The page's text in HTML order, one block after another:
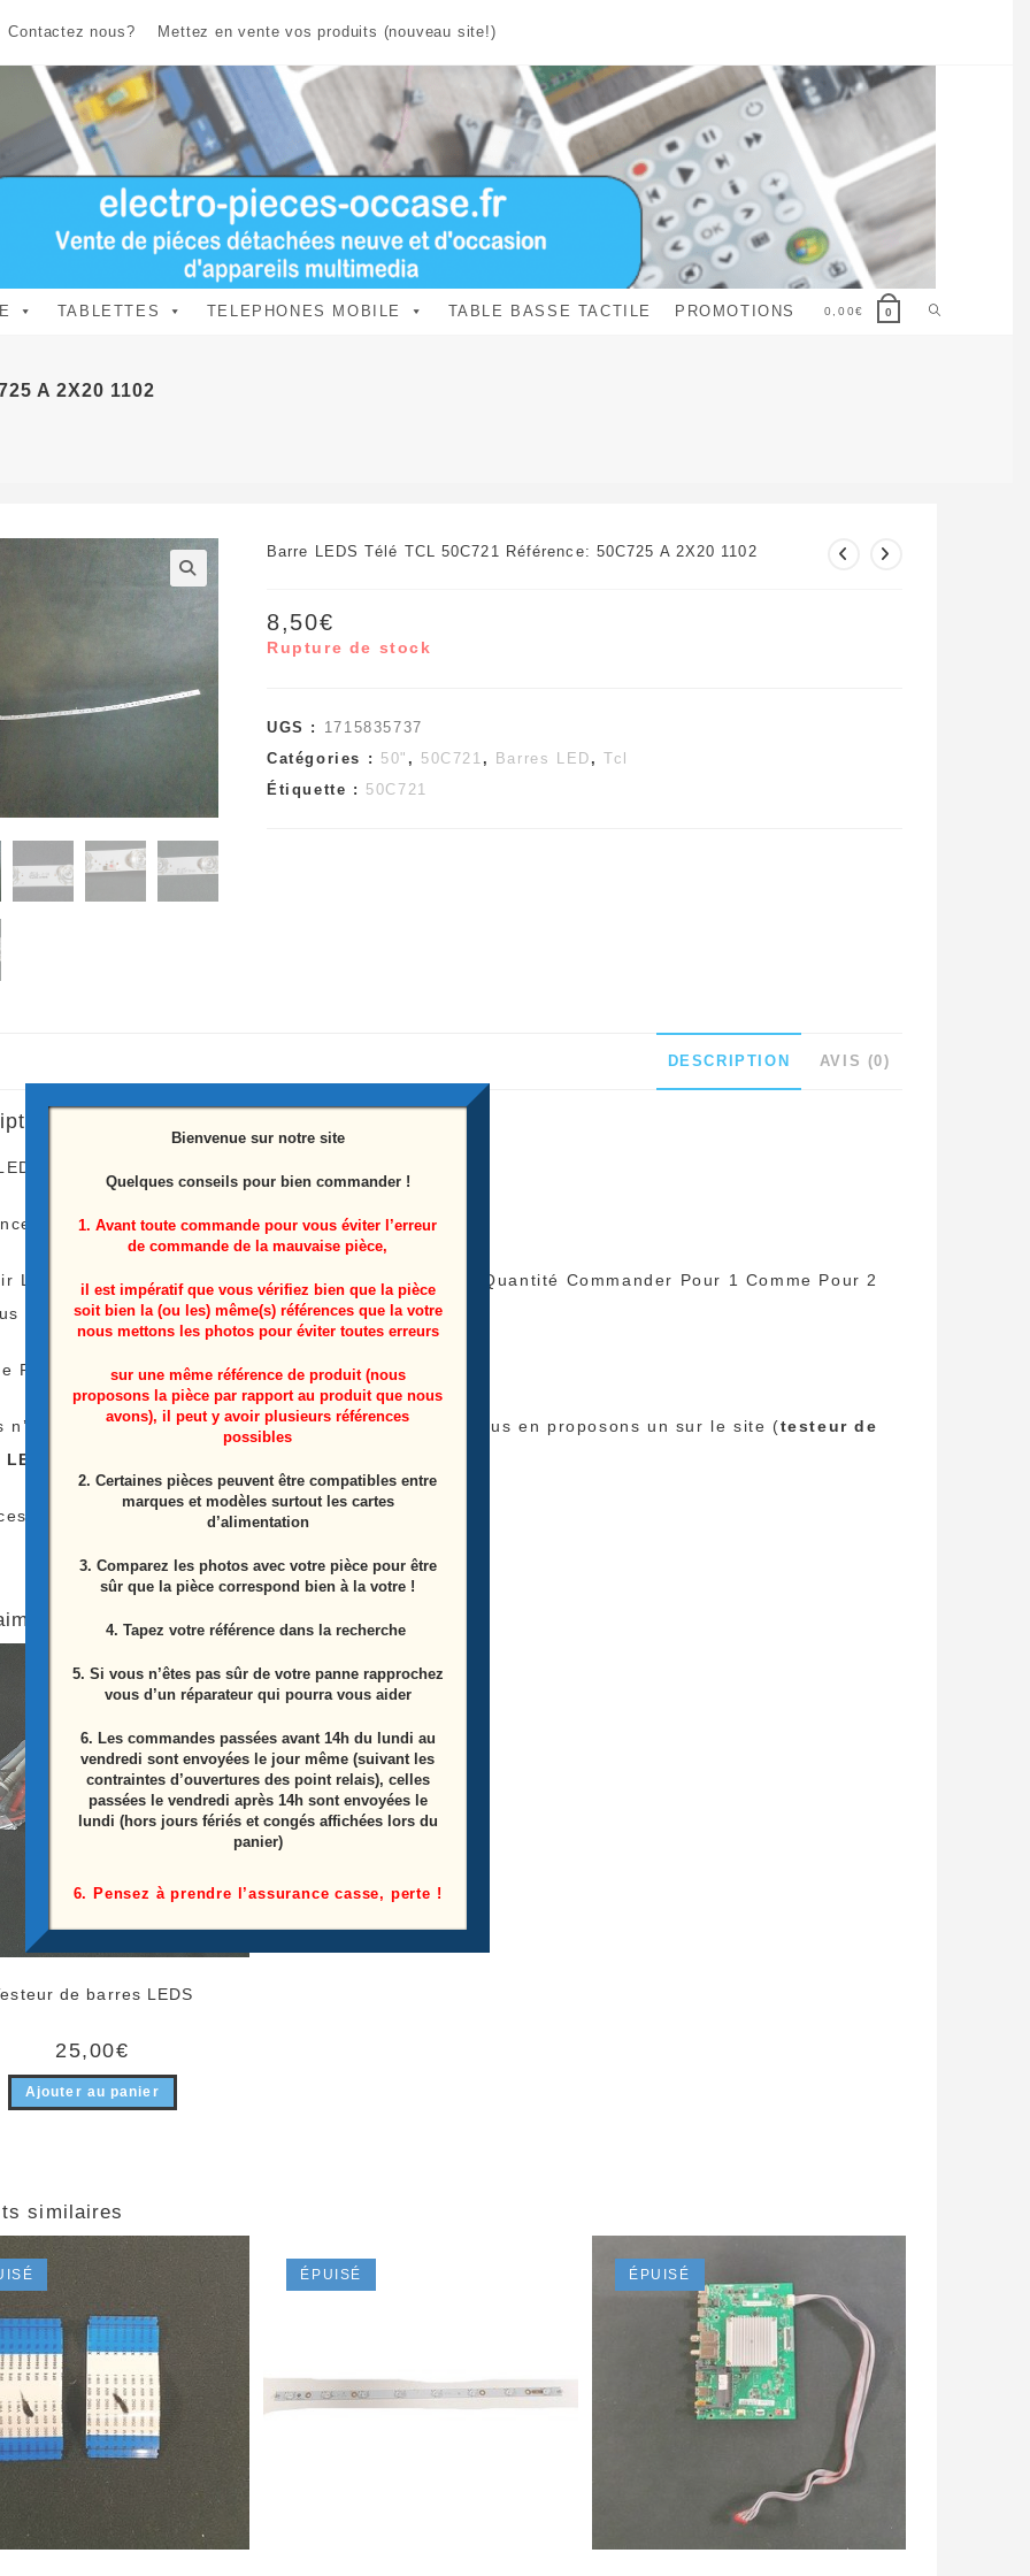
Contactez nous? Mettez en vente vos produits (nouveau site!)
TABLETTES TELEPHONES MOBILE TABLE BASSE TACTILE PROMOTIONS 0,00€ 0 Toggle
A 2X20 1102
Barre LEDS Télé TCL 50C721 Référence: 50C725 A 2X20 1102
8,50€
Rupture de stock
UGS : 1715835737
Catégories : 50" , 50C721 , Barres LED , Tcl
Étiquette : 50C721
DESCRIPTION AVIS (0)
télé TCL
50C725 A 2X20 1102
Le Tarif De Livraison Est Le Même Peu Importe La Quantité Commander Pour 1 Comme Pour 2
Payer Qu’une Fois Les Frais De Livraison !
n’avez pas l’appareil pour tester vos Barres LEDS nous en proposons un sur le site (testeur de
Proviens D’une Télé Écran Casser
peut-être aussi…
de barres LEDS
25,00€
Ajouter au panier
similaires
ÉPUISÉ ÉPUISÉ
Bienvenue sur notre site
Quelques conseils pour bien commander !
1. Avant toute commande pour vous éviter l’erreur
de commande de la mauvaise pièce,
il est impératif que vous vérifiez bien que la pièce
soit bien la (ou les) même(s) références que la votre
nous mettons les photos pour éviter toutes erreurs
sur une même référence de produit (nous
proposons la pièce par rapport au produit que nous
avons), il peut y avoir plusieurs références
possibles
2. Certaines pièces peuvent être compatibles entre
marques et modèles surtout les cartes
d’alimentation
3. Comparez les photos avec votre pièce pour être
sûr que la pièce correspond bien à la votre !
4. Tapez votre référence dans la recherche
5. Si vous n’êtes pas sûr de votre panne rapprochez
vous d’un réparateur qui pourra vous aider
6. Les commandes passées avant 14h du lundi au
vendredi sont envoyées le jour même (suivant les
contraintes d’ouvertures des point relais), celles
passées le vendredi après 14h sont envoyées le
lundi (hors jours fériés et congés affichées lors du
panier)
6. Pensez à prendre l’assurance casse, perte !